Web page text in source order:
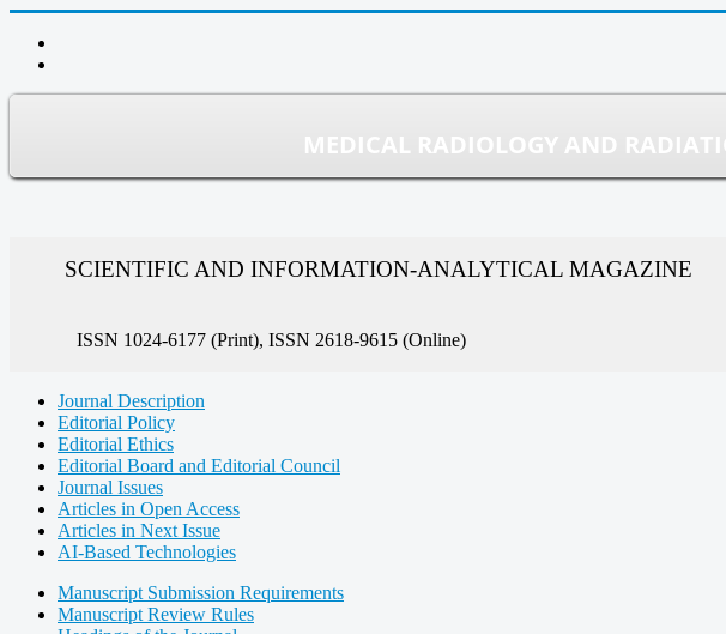
MEDICAL RADIOLOGY AND
SCIENTIFIC AND INFORMATION-ANALYTICAL MAGAZINE
ISSN 1024-6177 (Print), ISSN 2618-9615 (Online)
Journal Description
Editorial Policy
Editorial Ethics
Editorial Board and Editorial Council
Journal Issues
Articles in Open Access
Articles in Next Issue
AI-Based Technologies
Manuscript Submission Requirements
Manuscript Review Rules